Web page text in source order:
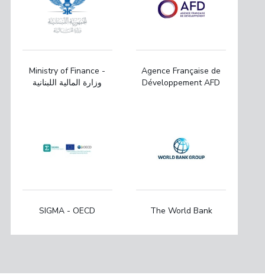
Ministry of Finance -
وزارة المالية اللبنانية
Agence Française de
Développement AFD
SIGMA - OECD The World Bank